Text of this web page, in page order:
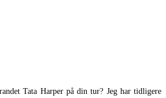
Tata Harper på din tur? Jeg har tidligere